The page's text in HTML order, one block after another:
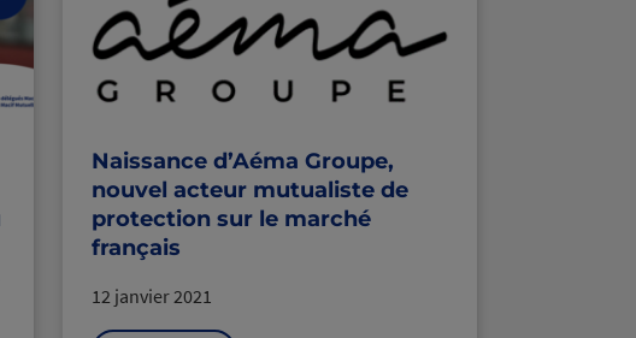
Naissance d’Aéma Groupe,
nouvel acteur mutualiste de
protection sur le marché
français
12 janvier 2021